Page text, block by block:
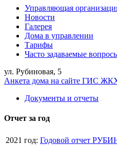
Управляющая
Новости
Галерея
Дома в управлении
Тарифы
Часто задаваемые
ул. Рубиновая, 5
Анкета дома на сайте ГИС
Документы и отчеты
Отчет за год
2021 год: Годовой отчет